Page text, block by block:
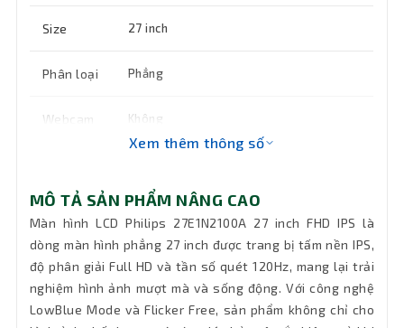
Size 27 inch
Phân loại Phẳng
Webcam Không
Độ tương
phản
1500:1
Cổng kết
nối
1 x VGA, 1 x HDMI 1.4
Xem thêm thông số
MÔ TẢ SẢN PHẨM NÂNG CAO
Màn hình LCD Philips 27E1N2100A 27 inch FHD IPS là
dòng màn hình phẳng 27 inch được trang bị tấm nền IPS,
độ phân giải Full HD và tần số quét 120Hz, mang lại trải
nghiệm hình ảnh mượt mà và sống động. Với công nghệ
LowBlue Mode và Flicker Free, sản phẩm không chỉ cho